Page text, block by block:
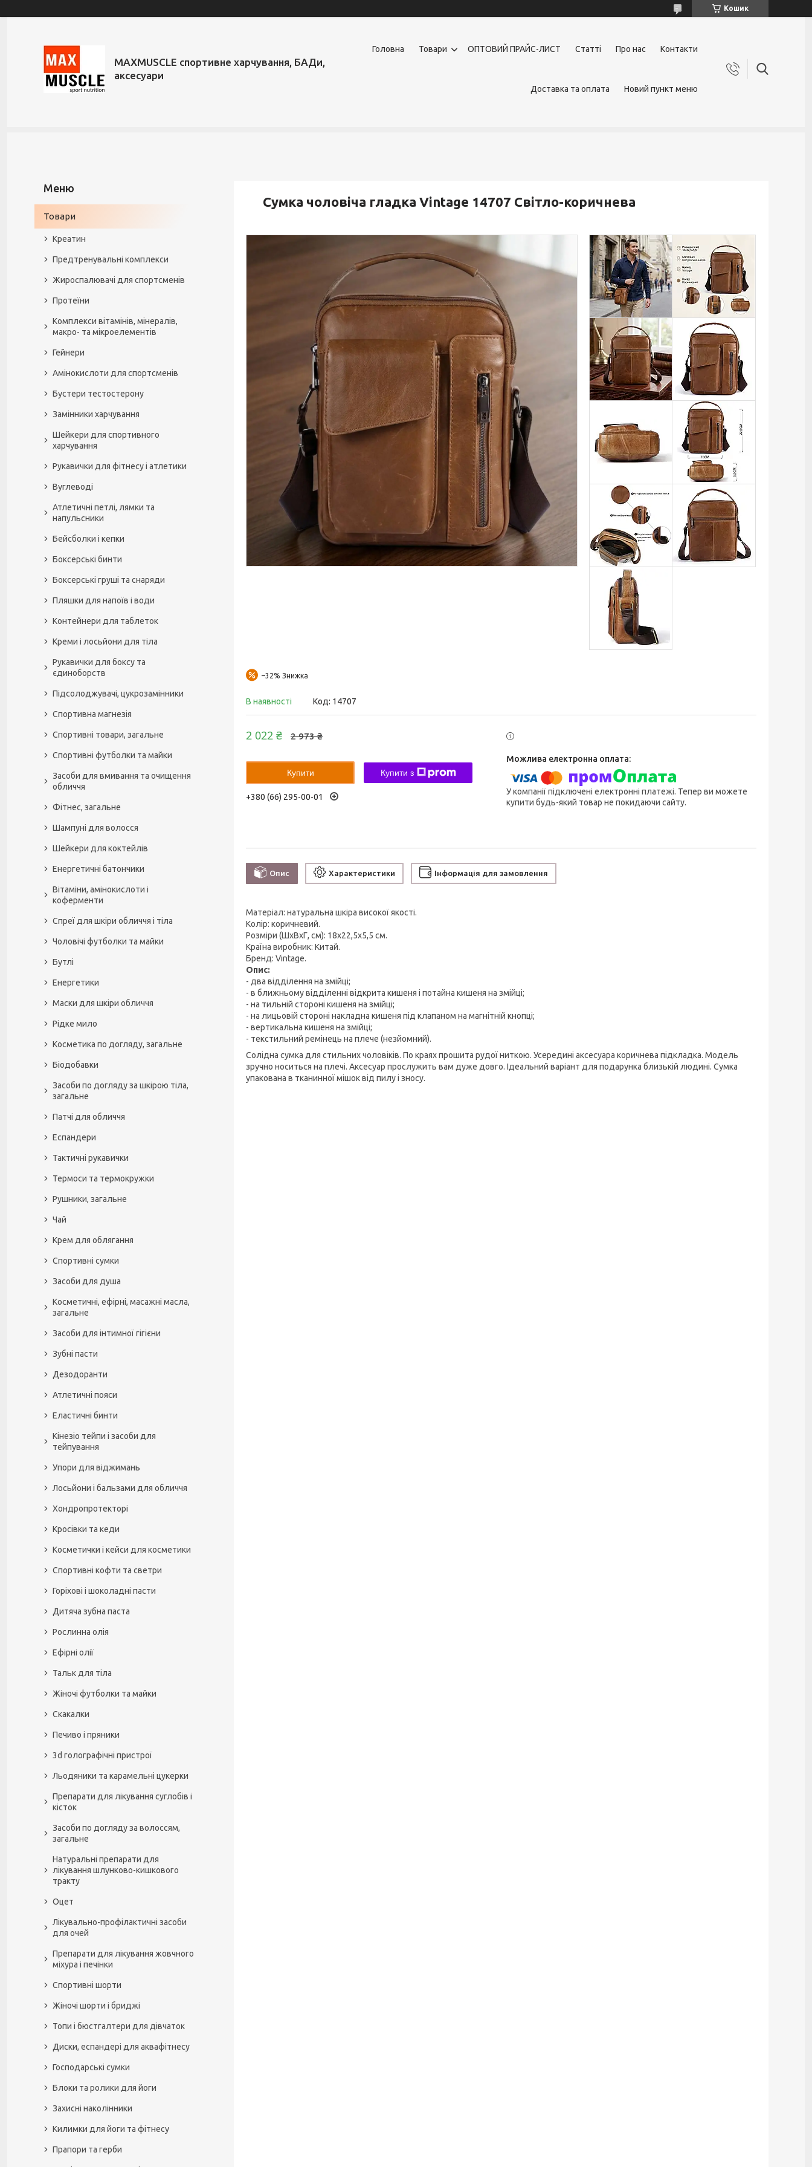
Кошик
MAXMUSCLE спортивне харчування, БАДи,
аксесуари
Головна Товари OПТОВИЙ ПРАЙС-ЛИСТ Статті Про нас Контакти
Доставка та оплата Новий пункт меню
Сумка чоловіча гладка Vintage 14707 Cвітло-коричнева
–32%
В наявності Код: 14707
2 973 ₴
2 022 ₴
Купити Купити з
+380 (66) 295-00-01
У компанії підключені електронні платежі. Тепер ви можете
купити будь-який товар не покидаючи сайту.
Опис Характеристики Інформація для замовлення
Матеріал: натуральна шкіра високої якості.
Колір: коричневий.
Розміри (ШхВхГ, см): 18х22,5х5,5 см.
Країна виробник: Китай.
Бренд: Vintage.
Опис:
- два відділення на змійці;
- в ближньому відділенні відкрита кишеня і потайна кишеня на змійці;
- на тильній стороні кишеня на змійці;
- на лицьовій стороні накладна кишеня під клапаном на магнітній кнопці;
- вертикальна кишеня на змійці;
- текстильний ремінець на плече (незйомний).
Солідна сумка для стильних чоловіків. По краях прошита рудої ниткою. Усередині аксесуара коричнева підкладка. Модель
зручно носиться на плечі. Аксесуар прослужить вам дуже довго. Ідеальний варіант для подарунка близькій людині. Сумка
упакована в тканинної мішок від пилу і зносу.
Товари
Креатин
Предтренувальні комплекси
Жироспалювачі для спортсменів
Протеїни
Комплекси вітамінів, мінералів,
макро- та мікроелементів
Гейнери
Амінокислоти для спортсменів
Бустери тестостерону
Замінники харчування
Шейкери для спортивного
харчування
Рукавички для фітнесу і атлетики
Вуглеводі
Атлетичні петлі, лямки та
напульсники
Бейсболки і кепки
Боксерські бинти
Боксерські груші та снаряди
Пляшки для напоїв і води
Контейнери для таблеток
Креми і лосьйони для тіла
Рукавички для боксу та
єдиноборств
Підсолоджувачі, цукрозамінники
Спортивна магнезія
Спортивні товари, загальне
Спортивні футболки та майки
Засоби для вмивання та очищення
обличчя
Фітнес, загальне
Шампуні для волосся
Шейкери для коктейлів
Енергетичні батончики
Вітаміни, амінокислоти і
коферменти
Спреї для шкіри обличчя і тіла
Чоловічі футболки та майки
Бутлі
Енергетики
Маски для шкіри обличчя
Рідке мило
Косметика по догляду, загальне
Біодобавки
Засоби по догляду за шкірою тіла,
загальне
Патчі для обличчя
Еспандери
Тактичні рукавички
Термоси та термокружки
Рушники, загальне
Чай
Крем для облягання
Спортивні сумки
Засоби для душа
Косметичні, ефірні, масажні масла,
загальне
Засоби для інтимної гігієни
Зубні пасти
Дезодоранти
Атлетичні пояси
Еластичні бинти
Кінезіо тейпи і засоби для
тейпування
Упори для віджимань
Лосьйони і бальзами для обличчя
Хондропротекторі
Кросівки та кеди
Косметички і кейси для косметики
Спортивні кофти та светри
Горіхові і шоколадні пасти
Дитяча зубна паста
Рослинна олія
Ефірні олії
Тальк для тіла
Жіночі футболки та майки
Скакалки
Печиво і пряники
3d голографічні пристрої
Льодяники та карамельні цукерки
Препарати для лікування суглобів і
кісток
Засоби по догляду за волоссям,
загальне
Натуральні препарати для
лікування шлунково-кишкового
тракту
Оцет
Лікувально-профілактичні засоби
для очей
Препарати для лікування жовчного
міхура і печінки
Спортивні шорти
Жіночі шорти і бриджі
Топи і бюстгалтери для дівчаток
Диски, еспандері для аквафітнесу
Господарські сумки
Блоки та ролики для йоги
Захисні наколінники
Килимки для йоги та фітнесу
Прапори та герби